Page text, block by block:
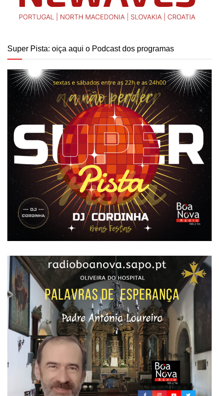
Super Pista: oiça aqui o Podcast dos programas